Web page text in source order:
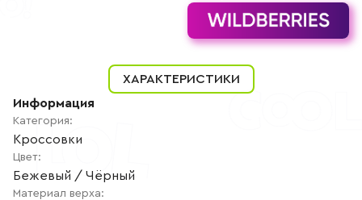
АВТОРИЗАЦИЯ
РЕГИСТРАЦИЯ
ХАРАКТЕРИСТИКИ
Информация
Категория:
Кроссовки
Цвет:
Бежевый / Чёрный
Материал верха: